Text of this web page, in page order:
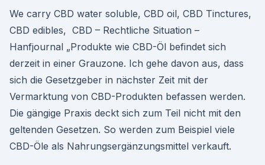
We carry CBD water soluble, CBD oil, CBD Tinctures,
CBD edibles, CBD – Rechtliche Situation –
Hanfjournal „Produkte wie CBD-Öl befindet sich
derzeit in einer Grauzone. Ich gehe davon aus, dass
sich die Gesetzgeber in nächster Zeit mit der
Vermarktung von CBD-Produkten befassen werden.
Die gängige Praxis deckt sich zum Teil nicht mit den
geltenden Gesetzen. So werden zum Beispiel viele
CBD-Öle als Nahrungsergänzungsmittel verkauft.